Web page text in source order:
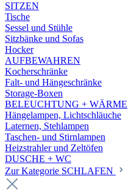
SITZEN
Tische
Sessel und Stühle
Sitzbänke und Sofas
Hocker
AUFBEWAHREN
Kocherschränke
Falt- und Hängeschränke
Storage-Boxen
BELEUCHTUNG + WÄRME
Hängelampen, Lichtschläuche
Laternen, Stehlampen
Taschen- und Stirnlampen
Heizstrahler und Zeltöfen
DUSCHE + WC
Zur Kategorie SCHLAFEN